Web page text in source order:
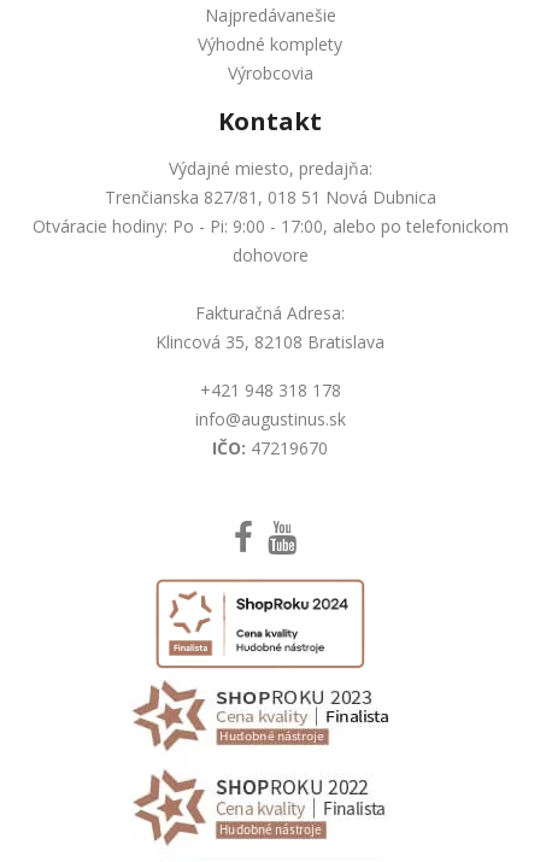
Najpredávanešie
Výhodné komplety
Výrobcovia
Kontakt
Výdajné miesto, predajňa:
Trenčianska 827/81, 018 51 Nová Dubnica
Otváracie hodiny: Po - Pi: 9:00 - 17:00, alebo po telefonickom
dohovore
Fakturačná Adresa:
Klincová 35, 82108 Bratislava
+421 948 318 178
info@augustinus.sk
IČO: 47219670